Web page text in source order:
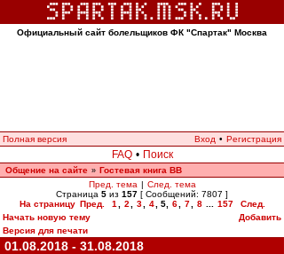
Официальный сайт болельщиков ФК "Спартак" Москва
Полная версия Вход • Регистрация
FAQ • Поиск
Общение на сайте » Гостевая книга ВВ
Пред. тема | След. тема
Страница 5 из 157 [ Сообщений: 7807 ]
На страницу Пред. 1 2 3 4 5, 6 7 8 157
След.
Начать новую тему
Добавить
Версия для печати
01.08.2018 - 31.08.2018